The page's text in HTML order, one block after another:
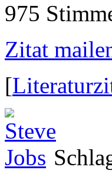
975
Zitat
[